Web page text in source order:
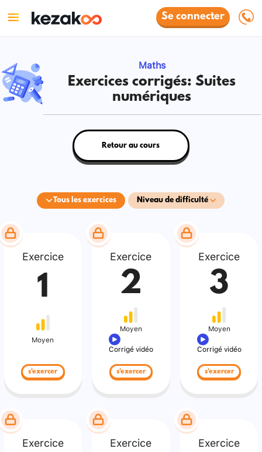
Se connecter
Maths
Exercices corrigés: Suites
numériques
Tous les exercices Niveau de difficulté
Retour au cours
Exercice
1
Moyen
s'exercer
Exercice
2
Moyen
Corrigé vidéo
s'exercer
Exercice
3
Moyen
Corrigé vidéo
s'exercer
Exercice Exercice Exercice